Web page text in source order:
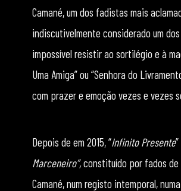
Camané, um dos fadistas mais
indiscutivelmente considerado um
impossível resistir ao sortilégio e à
Uma Amiga” ou “Senhora do
com prazer e emoção vezes e vezes
Depois de em 2015, “Infinito Presente
Marceneiro”,constituído por fados de
Camané, num registo intemporal,